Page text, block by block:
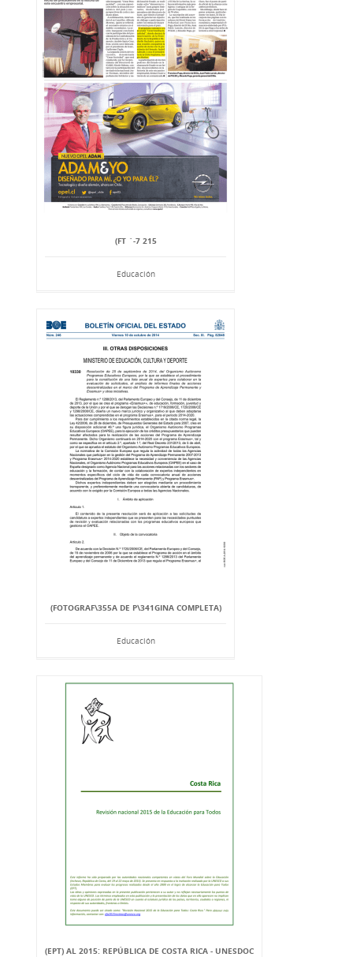
(FT `-7 215
Educación
(FOTOGRAF\355A DE P\341GINA COMPLETA)
Educación
(EPT) AL 2015: REPÚBLICA DE COSTA RICA - UNESDOC